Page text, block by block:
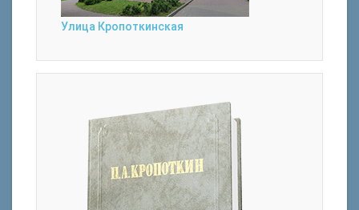
Улица Кропоткинская